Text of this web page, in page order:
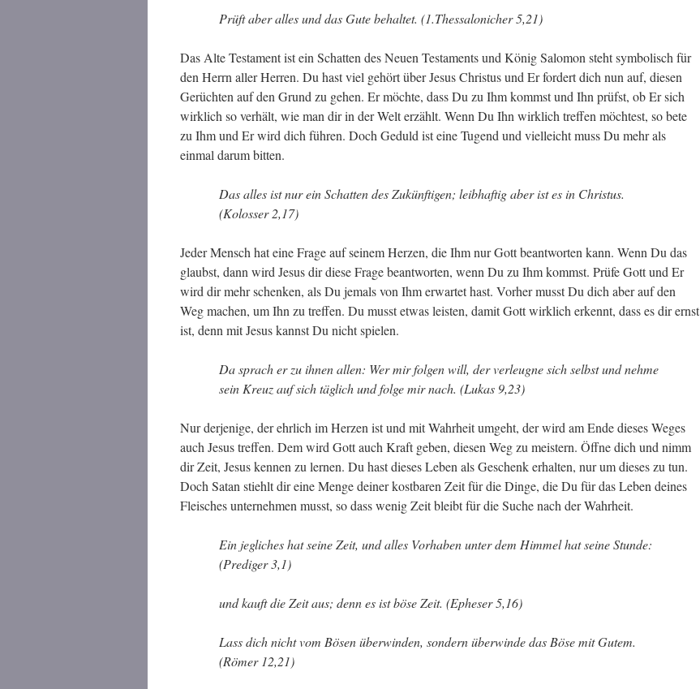
Prüft aber alles und das Gute behaltet. (1.Thessalonicher 5,21)
Das Alte Testament ist ein Schatten des Neuen Testaments und König Salomon steht symbolisch für
den Herrn aller Herren. Du hast viel gehört über Jesus Christus und Er fordert dich nun auf, diesen
Gerüchten auf den Grund zu gehen. Er möchte, dass Du zu Ihm kommst und Ihn prüfst, ob Er sich
wirklich so verhält, wie man dir in der Welt erzählt. Wenn Du Ihn wirklich treffen möchtest, so bete
zu Ihm und Er wird dich führen. Doch Geduld ist eine Tugend und vielleicht muss Du mehr als
einmal darum bitten.
Das alles ist nur ein Schatten des Zukünftigen; leibhaftig aber ist es in Christus.
(Kolosser 2,17)
Jeder Mensch hat eine Frage auf seinem Herzen, die Ihm nur Gott beantworten kann. Wenn Du das
glaubst, dann wird Jesus dir diese Frage beantworten, wenn Du zu Ihm kommst. Prüfe Gott und Er
wird dir mehr schenken, als Du jemals von Ihm erwartet hast. Vorher musst Du dich aber auf den
Weg machen, um Ihn zu treffen. Du musst etwas leisten, damit Gott wirklich erkennt, dass es dir ernst
ist, denn mit Jesus kannst Du nicht spielen.
Da sprach er zu ihnen allen: Wer mir folgen will, der verleugne sich selbst und nehme
sein Kreuz auf sich täglich und folge mir nach. (Lukas 9,23)
Nur derjenige, der ehrlich im Herzen ist und mit Wahrheit umgeht, der wird am Ende dieses Weges
auch Jesus treffen. Dem wird Gott auch Kraft geben, diesen Weg zu meistern. Öffne dich und nimm
dir Zeit, Jesus kennen zu lernen. Du hast dieses Leben als Geschenk erhalten, nur um dieses zu tun.
Doch Satan stiehlt dir eine Menge deiner kostbaren Zeit für die Dinge, die Du für das Leben deines
Fleisches unternehmen musst, so dass wenig Zeit bleibt für die Suche nach der Wahrheit.
Ein jegliches hat seine Zeit, und alles Vorhaben unter dem Himmel hat seine Stunde:
(Prediger 3,1)
und kauft die Zeit aus; denn es ist böse Zeit. (Epheser 5,16)
Lass dich nicht vom Bösen überwinden, sondern überwinde das Böse mit Gutem.
(Römer 12,21)